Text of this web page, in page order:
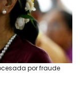
por fraude